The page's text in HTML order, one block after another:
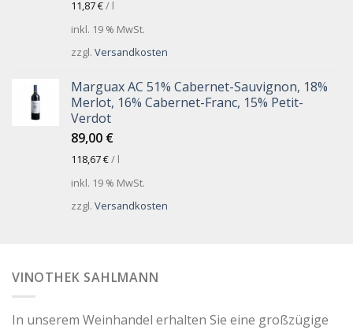
11,87€/ l
inkl. 19 % MwSt.
zzgl. Versandkosten
Marguax AC 51% Cabernet-Sauvignon, 18%
Merlot, 16% Cabernet-Franc, 15% Petit-
Verdot
89,00 €
118,67€/ l
inkl. 19 % MwSt.
zzgl. Versandkosten
VINOTHEK SAHLMANN
In unserem Weinhandel erhalten Sie eine großzügige